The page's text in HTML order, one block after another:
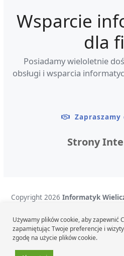
Wsparcie
dla
Posiadamy wieloletnie
obsługi i wsparcia
IT
w
Copyright 2026Informatyk
Polityka prywatności | Klauzula
Używamy plików cookie, aby zapewnić
zapamiętując Twoje preferencje i
zgodę na użycie plików cookie.